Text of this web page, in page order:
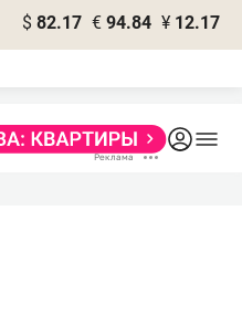
$ 82.17 € 94.84 ¥ 12.17